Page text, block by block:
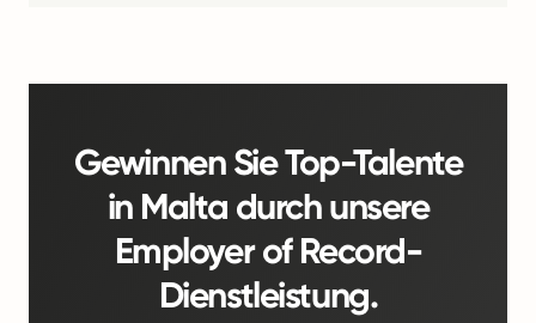
Gewinnen Sie Top-Talente
in Malta durch unsere
Employer of Record-
Dienstleistung.